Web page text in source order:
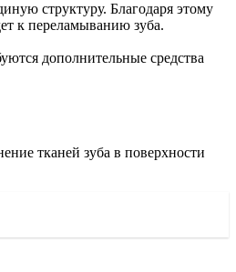
структуру. Благодаря этому
к переламыванию зуба.
дополнительные средства
тканей зуба в поверхности